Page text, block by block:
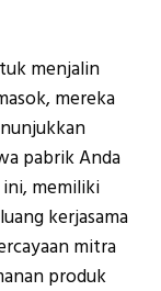
menjalin
mereka
pabrik Anda
memiliki
kerjasama
mitra
produk